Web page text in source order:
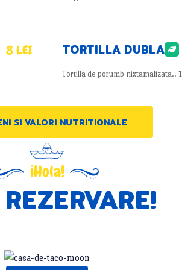
8 LEI TORTILLA DUBLA
Tortilla de porumb nixtamalizata..
SI VALORI NUTRITIONALE
¡Hola!